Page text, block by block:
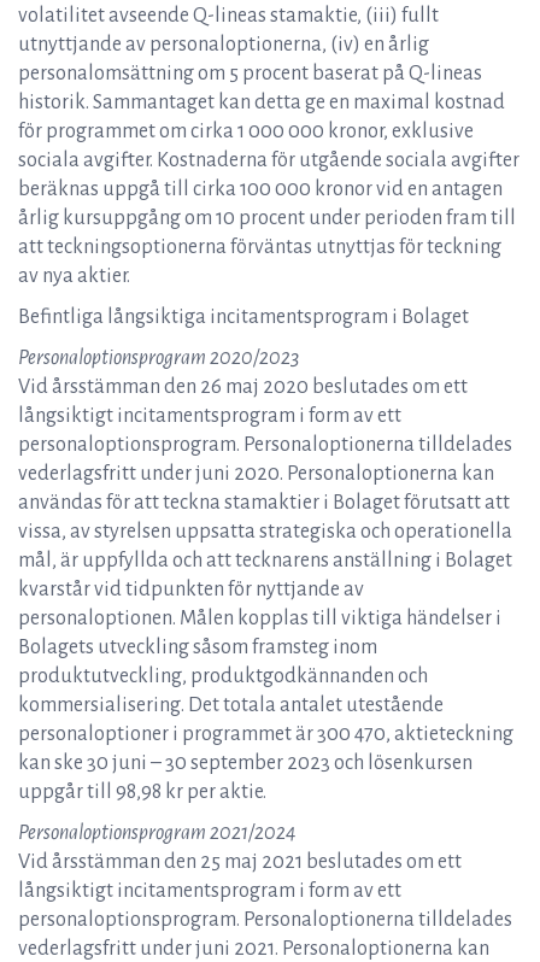
volatilitet avseende Q-lineas stamaktie, (iii) fullt
utnyttjande av personaloptionerna, (iv) en årlig
personalomsättning om 5 procent baserat på Q-lineas
historik. Sammantaget kan detta ge en maximal kostnad
för programmet om cirka 1 000 000 kronor, exklusive
sociala avgifter. Kostnaderna för utgående sociala avgifter
beräknas uppgå till cirka 100 000 kronor vid en antagen
årlig kursuppgång om 10 procent under perioden fram till
att teckningsoptionerna förväntas utnyttjas för teckning
av nya aktier.
Befintliga långsiktiga incitamentsprogram i Bolaget
Personaloptionsprogram 2020/2023
Vid årsstämman den 26 maj 2020 beslutades om ett
långsiktigt incitamentsprogram i form av ett
personaloptionsprogram. Personaloptionerna tilldelades
vederlagsfritt under juni 2020. Personaloptionerna kan
användas för att teckna stamaktier i Bolaget förutsatt att
vissa, av styrelsen uppsatta strategiska och operationella
mål, är uppfyllda och att tecknarens anställning i Bolaget
kvarstår vid tidpunkten för nyttjande av
personaloptionen. Målen kopplas till viktiga händelser i
Bolagets utveckling såsom framsteg inom
produktutveckling, produktgodkännanden och
kommersialisering. Det totala antalet utestående
personaloptioner i programmet är 300 470, aktieteckning
kan ske 30 juni – 30 september 2023 och lösenkursen
uppgår till 98,98 kr per aktie.
Personaloptionsprogram 2021/2024
Vid årsstämman den 25 maj 2021 beslutades om ett
långsiktigt incitamentsprogram i form av ett
personaloptionsprogram. Personaloptionerna tilldelades
vederlagsfritt under juni 2021. Personaloptionerna kan